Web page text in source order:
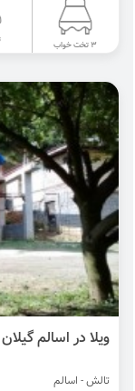
3 تخت خواب
ویلا در اسالم
تالش - اسالم